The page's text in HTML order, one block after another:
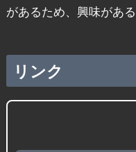
があるため、興味があ
リンク